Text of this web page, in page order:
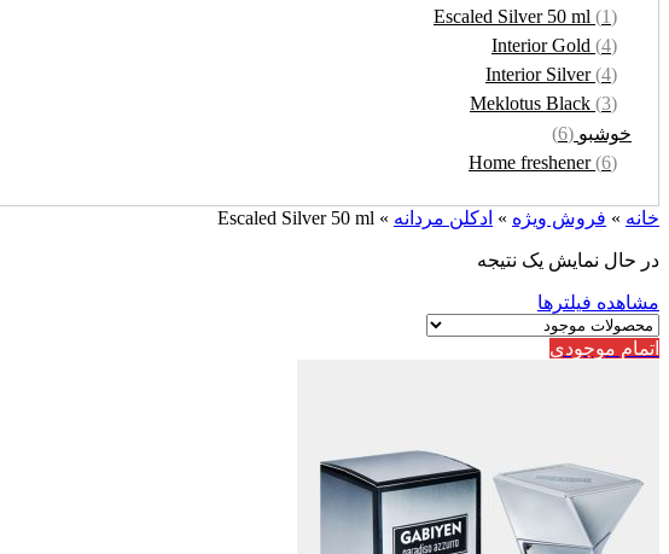
(1)
Escaled Silver 50 ml
(4)
Interior Gold
(4)
Interior Silver
(3)
Meklotus Black
خوشبو (6)
(6)
Home freshener
خانه » فروش ویژه » ادکلن مردانه »
Escaled Silver 50 ml
در حال نمایش یک نتیجه
مشاهده فیلترها
اتمام موجودی